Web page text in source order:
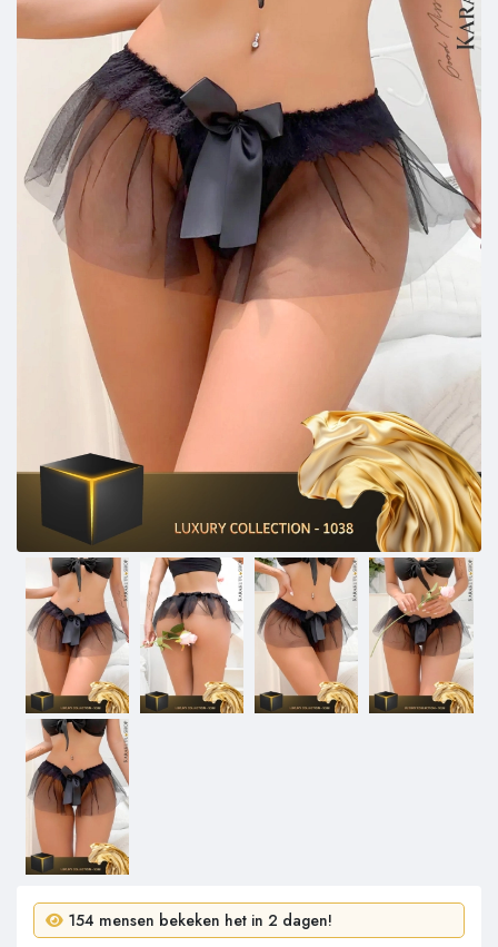
15 mensen kochten in 24 uur!
154 mensen bekeken het in 2 dagen!